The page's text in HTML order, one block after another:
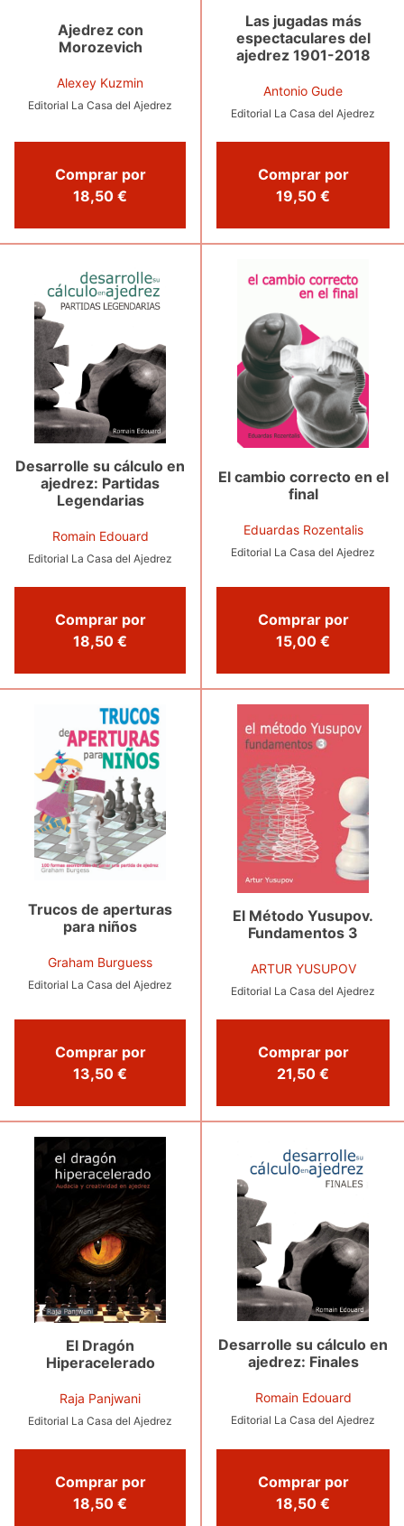
Ajedrez con
Morozevich
Alexey Kuzmin
Editorial La Casa del Ajedrez
Comprar por
18,50 €
Las jugadas más
espectaculares del
ajedrez 1901-2018
Antonio Gude
Editorial La Casa del Ajedrez
Comprar por
19,50 €
Desarrolle su cálculo en
ajedrez: Partidas
Legendarias
Romain Edouard
Editorial La Casa del Ajedrez
Comprar por
18,50 €
El cambio correcto en el
final
Eduardas Rozentalis
Editorial La Casa del Ajedrez
Comprar por
15,00 €
Trucos de aperturas
para niños
Graham Burguess
Editorial La Casa del Ajedrez
Comprar por
13,50 €
El Método Yusupov.
Fundamentos 3
ARTUR YUSUPOV
Editorial La Casa del Ajedrez
Comprar por
21,50 €
El Dragón
Hiperacelerado
Raja Panjwani
Editorial La Casa del Ajedrez
Comprar por
18,50 €
Desarrolle su cálculo en
ajedrez: Finales
Romain Edouard
Editorial La Casa del Ajedrez
Comprar por
18,50 €